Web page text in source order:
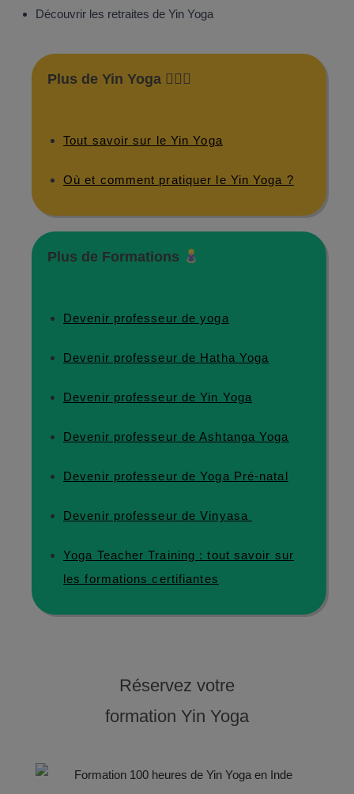
Découvrir les retraites de Yin Yoga
Plus de Yin Yoga 🧘🏼‍♀️
Tout savoir sur le Yin Yoga
Où et comment pratiquer le Yin Yoga ?
Plus de Formations
Devenir professeur de yoga
Devenir professeur de Hatha Yoga
Devenir professeur de Yin Yoga
Devenir professeur de Ashtanga Yoga
Devenir professeur de Yoga Pré-natal
Devenir professeur de Vinyasa
Yoga Teacher Training : tout savoir sur
les formations certifiantes
Réservez votre
formation Yin Yoga